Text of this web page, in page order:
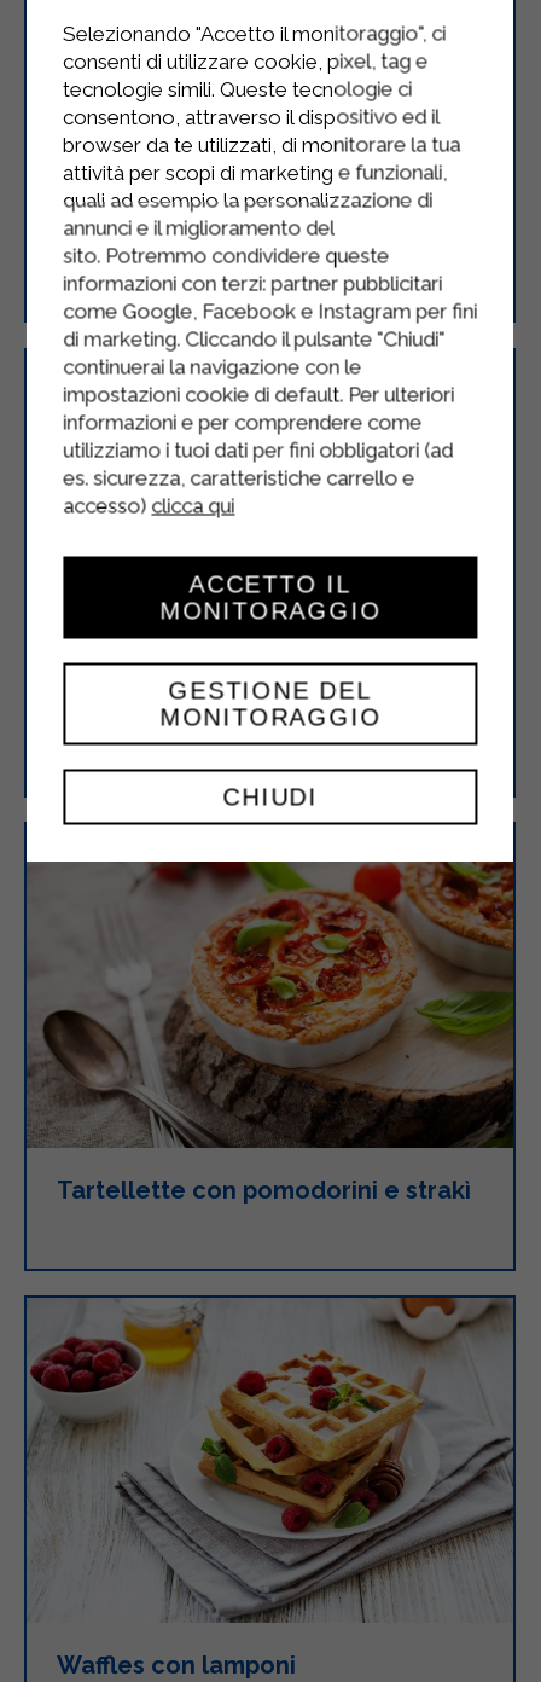
Crostata con fiori di zucchina
Ravioli con ricotta e ortiche
Tartellette con pomodorini e strakì
Waffles con lamponi
Selezionando "Accetto il monitoraggio", ci
consenti di utilizzare cookie, pixel, tag e
tecnologie simili. Queste tecnologie ci
consentono, attraverso il dispositivo ed il
browser da te utilizzati, di monitorare la tua
attività per scopi di marketing e funzionali,
quali ad esempio la personalizzazione di
annunci e il miglioramento del
sito. Potremmo condividere queste
informazioni con terzi: partner pubblicitari
come Google, Facebook e Instagram per fini
di marketing. Cliccando il pulsante "Chiudi"
continuerai la navigazione con le
impostazioni cookie di default. Per ulteriori
informazioni e per comprendere come
utilizziamo i tuoi dati per fini obbligatori (ad
es. sicurezza, caratteristiche carrello e
accesso) clicca qui
CHIUDI
GESTIONE DEL
MONITORAGGIO
ACCETTO IL
MONITORAGGIO